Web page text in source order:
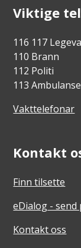
Viktige
116 117
110 Brann
112 Politi
113 Ambulanse
Vakttelefonar
Kontakt
Finn tilsette
eDialog -
Kontakt oss